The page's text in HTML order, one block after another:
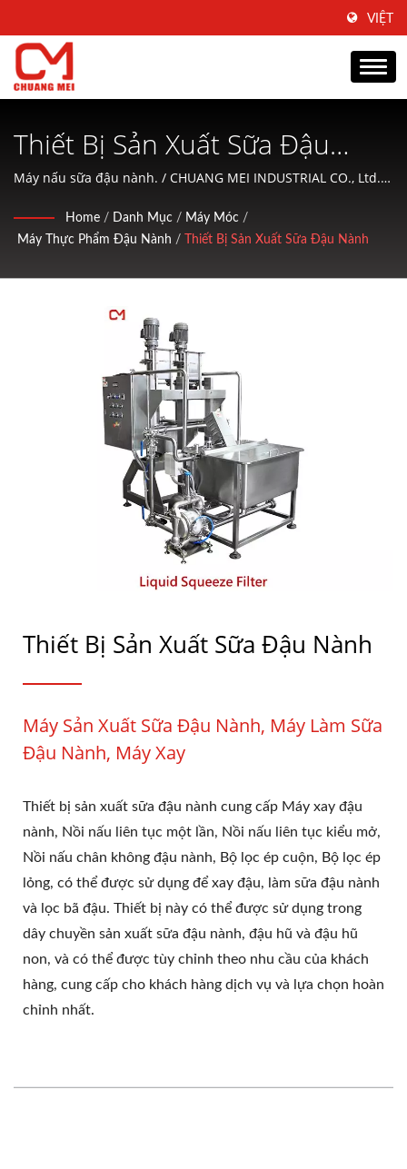
VIỆT
Thiết Bị Sản Xuất Sữa Đậu
Nành - Máy Sản Xuất Sữa Đậu
Nành, Máy Làm Sữa Đậu Nành,
Máy Xay | Nhà Sản Xuất Máy
Móc Và Thiết Bị Chế Biến Thực
Phẩm Có Trụ Sở Tại Đài Loan |
CHUANG MEI INDUSTRIAL CO.
Máy nấu sữa đậu nành. / CHUANG MEI INDUSTRIAL CO., Ltd.
chỉnh thực phẩm thủy sản và cung cấp dịch vụ thân thiện cho
khách hàng.
Home / Danh Mục / Máy Móc /
Máy Thực Phẩm Đậu Nành / Thiết Bị Sản Xuất Sữa Đậu Nành
Thiết Bị Sản Xuất Sữa Đậu Nành
Máy Sản Xuất Sữa Đậu Nành, Máy Làm Sữa
Đậu Nành, Máy Xay
Thiết bị sản xuất sữa đậu nành cung cấp Máy xay đậu
nành, Nồi nấu liên tục một lần, Nồi nấu liên tục kiểu mở,
Nồi nấu chân không đậu nành, Bộ lọc ép cuộn, Bộ lọc ép
lỏng, có thể được sử dụng để xay đậu, làm sữa đậu nành
và lọc bã đậu. Thiết bị này có thể được sử dụng trong
dây chuyền sản xuất sữa đậu nành, đậu hũ và đậu hũ
non, và có thể được tùy chỉnh theo nhu cầu của khách
hàng, cung cấp cho khách hàng dịch vụ và lựa chọn hoàn
chỉnh nhất.